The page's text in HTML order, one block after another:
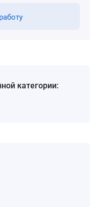
категории: